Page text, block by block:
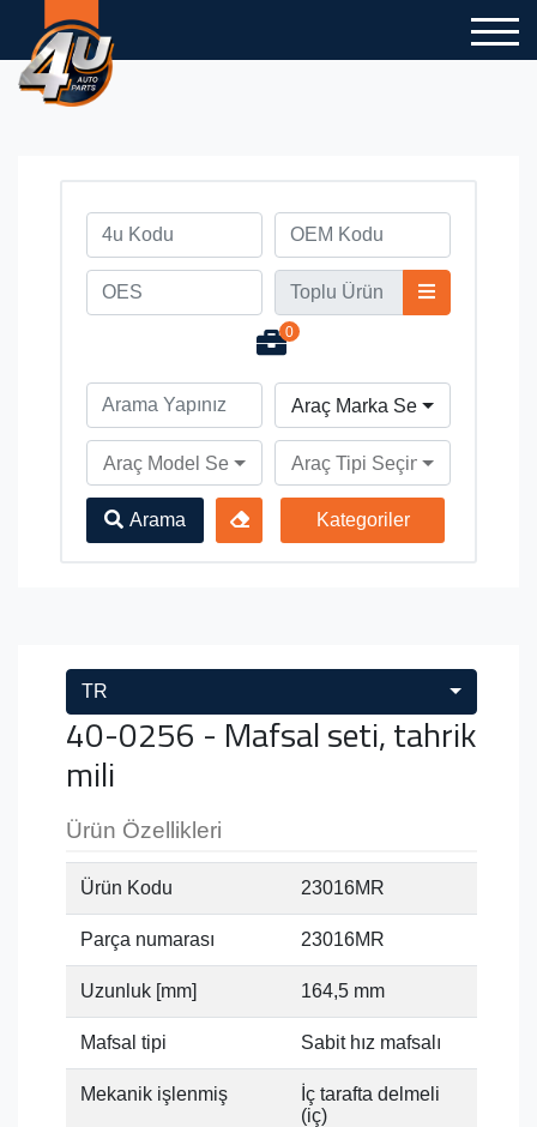
0
Araç Marka Seçiniz
Araç Model Seçiniz Araç Tipi Seçiniz
Arama Kategoriler
TR
40-0256 - Mafsal seti, tahrik
mili
Ürün Özellikleri
Ürün Kodu 23016MR
Parça numarası 23016MR
Uzunluk [mm] 164,5 mm
Mafsal tipi Sabit hız mafsalı
Mekanik işlenmiş
İç tarafta delmeli
(iç)